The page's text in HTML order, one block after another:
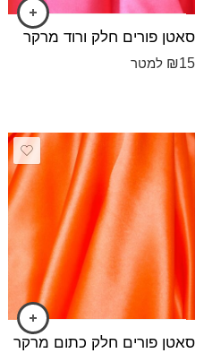
סאטן פורים חלק ורוד מרקר
₪15 למטר
סאטן פורים חלק כתום מרקר